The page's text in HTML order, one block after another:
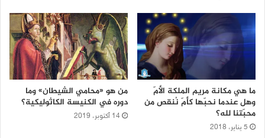
ما هي مكانة مريم الملكة الأمّ
وهل عندما نحبّها كأمّ نُنقص من
محبّتنا لله؟
5 يناير، 2018
من هو «محامي الشيطان» وما
دوره في الكنيسة الكاثوليكية؟
14 أكتوبر، 2019